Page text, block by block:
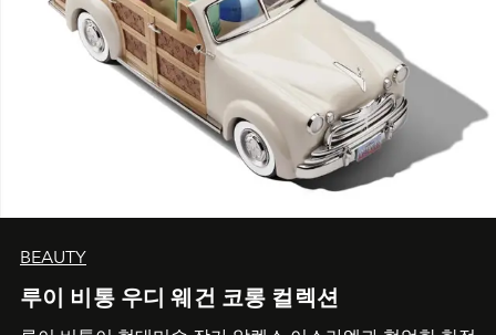
BEAUTY
루이 비통 우디 웨건 코롱 컬렉션